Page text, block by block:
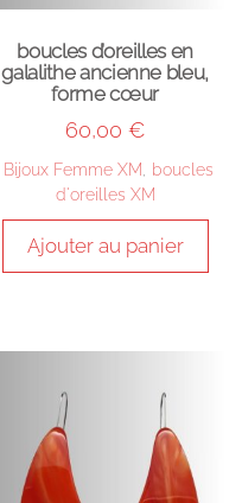
boucles d’oreilles en
galalithe ancienne bleu,
forme cœur
60,00 €
Bijoux Femme XM
boucles
d'oreilles XM
Ajouter au panier